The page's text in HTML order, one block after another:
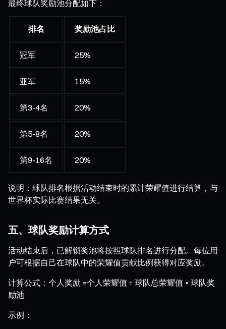
最终球队奖励池分配如下：
排名 奖励池占比
冠军 25%
亚军 15%
第3-4名 20%
第5-8名 20%
第9-16名 20%
说明：球队排名根据活动结束时的累计荣耀值进行结算，与
世界杯实际比赛结果无关。
五、球队奖励计算方式
活动结束后，已解锁奖池将按照球队排名进行分配。每位用
户可根据自己在球队中的荣耀值贡献比例获得对应奖励。
计算公式：个人奖励 =个人荣耀值 ÷ 球队总荣耀值 × 球队奖
励池
示例：